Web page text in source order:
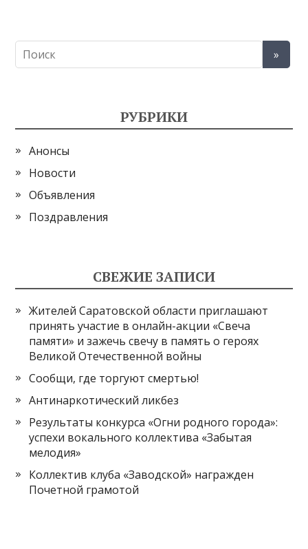
РУБРИКИ
Анонсы
Новости
Объявления
Поздравления
СВЕЖИЕ ЗАПИСИ
Жителей Саратовской области приглашают
принять участие в онлайн-акции «Свеча
памяти» и зажечь свечу в память о героях
Великой Отечественной войны
Сообщи, где торгуют смертью!
Антинаркотический ликбез
Результаты конкурса «Огни родного города»:
успехи вокального коллектива «Забытая
мелодия»
Коллектив клуба «Заводской» награжден
Почетной грамотой